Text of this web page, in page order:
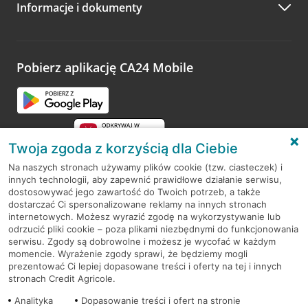
Zachęcamy do podzielenia się z nami opinią o wizycie.
opinie.
Informacje i dokumenty
Pobierz aplikację CA24 Mobile
RODO
Regulamin serwisu
Mapa serwisu
PolitykaCookies
Twoja zgoda z korzyścią dla Ciebie
Na naszych stronach używamy plików cookie (tzw. ciasteczek) i
innych technologii, aby zapewnić prawidłowe działanie serwisu,
dostosowywać jego zawartość do Twoich potrzeb, a także
dostarczać Ci spersonalizowane reklamy na innych stronach
internetowych. Możesz wyrazić zgodę na wykorzystywanie lub
odrzucić pliki cookie – poza plikami niezbędnymi do funkcjonowania
serwisu. Zgody są dobrowolne i możesz je wycofać w każdym
momencie. Wyrażenie zgody sprawi, że będziemy mogli
prezentować Ci lepiej dopasowane treści i oferty na tej i innych
stronach Credit Agricole.
Analityka
Dopasowanie treści i ofert na stronie